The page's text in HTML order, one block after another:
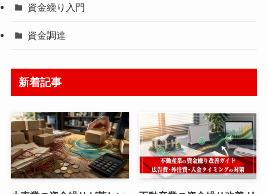
資金繰り入門
資金調達
新着記事